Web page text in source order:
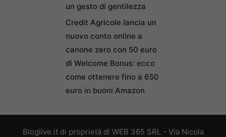
un gesto di gentilezza
Credit Agricole lancia un
nuovo conto online a
canone zero con 50 euro
di Welcome Bonus: ecco
come ottenere fino a 650
euro in buoni Amazon
Bloglive.it di proprietà di WEB 365 SRL - Via Nicola